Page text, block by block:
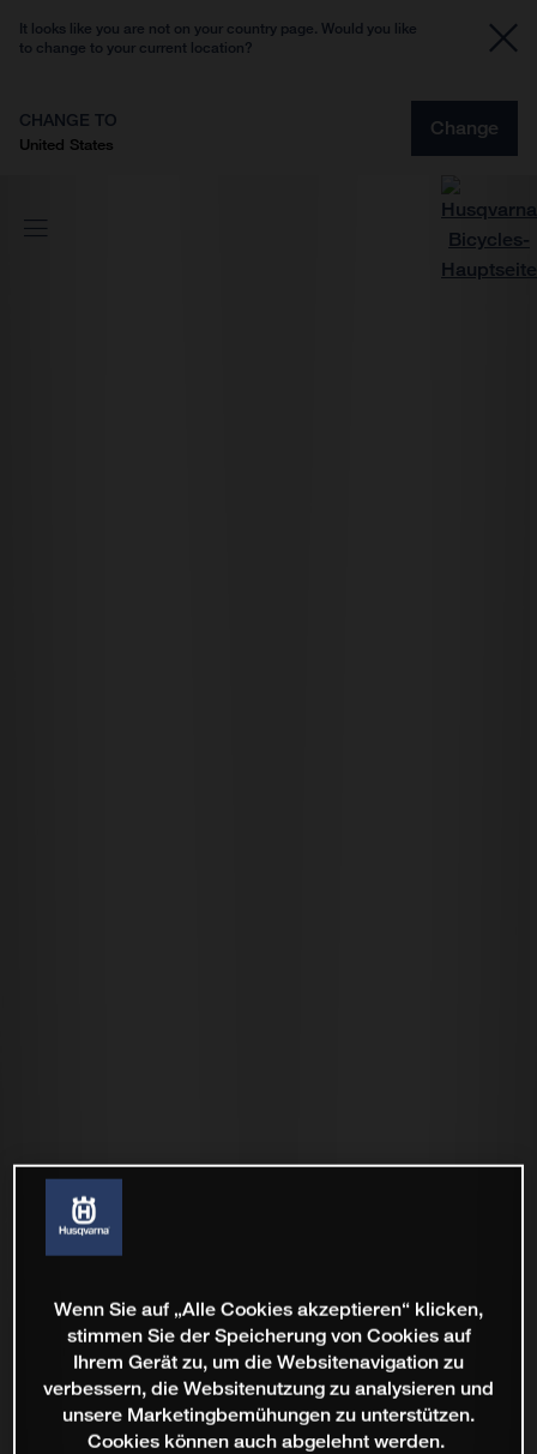
It looks like you are not on your country page. Would you like
to change to your current location?
CHANGE TO
United States
Change
Wenn Sie auf „Alle Cookies akzeptieren“ klicken,
stimmen Sie der Speicherung von Cookies auf
Ihrem Gerät zu, um die Websitenavigation zu
verbessern, die Websitenutzung zu analysieren und
unsere Marketingbemühungen zu unterstützen.
Cookies können auch abgelehnt werden.